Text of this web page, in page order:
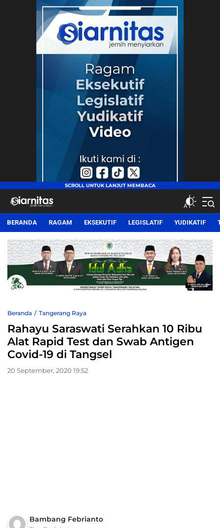
siarnitas
Jernih Menyiarkan
BERANDA RAGAM EKSEKUTIF LEGISLATIF YUDIKATIF
Beranda Tangerang Raya
Rahayu Saraswati Serahkan 10 Ribu
Alat Rapid Test dan Swab Antigen
Covid-19 di Tangsel
20 September, 2020 19:52
Bambang Febrianto